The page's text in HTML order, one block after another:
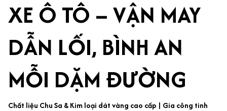
XE Ô TÔ – VẬN MAY
DẪN LỐI, BÌNH AN
MỖI DẶM ĐƯỜNG
Chất liệu Chu Sa & Kim loại dát vàng cao cấp | Gia công tinh